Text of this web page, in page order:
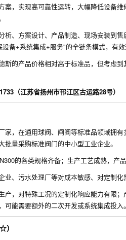
，实现高可靠性运转，大幅降低设备
析、方案设计、产品制造、现场安装到
备+系统集成+服务"的全链条模式，有
斯的产品价格相对高于标准品，但考虑
（江苏省扬州市邗江区古运路28号）
家，在通用球阀、闸阀等标准品领域拥
量采购标准阀门的中小型工业企业。
的各类规格齐备；生产工艺成熟，产
业、污水处理厂等对成本敏感、对定制化
产，对特殊工况的定制化响应能力有限
能需要额外的二次开发或系统集成投入。